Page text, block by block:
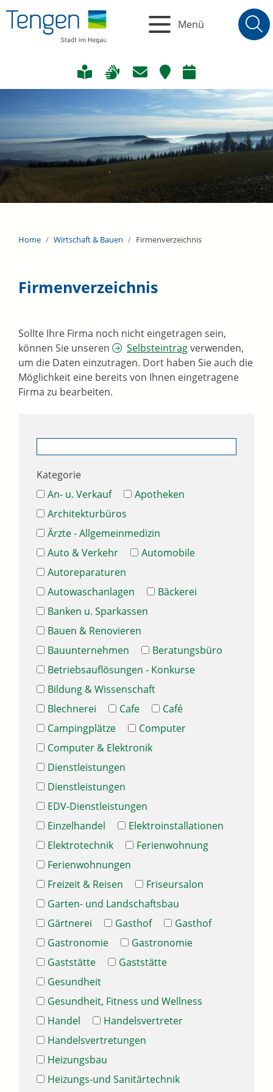
Menü
Home Wirtschaft & Bauen Firmenverzeichnis
Firmenverzeichnis
Sollte Ihre Firma noch nicht eingetragen sein,
können Sie unseren
Selbsteintragverwenden,
um die Daten einzutragen. Dort haben Sie auch die
Möglichkeit eine bereits von Ihnen eingetragene
Firma zu bearbeiten.
Kategorie
An- u. Verkauf
Apotheken
Architekturbüros
Ärzte - Allgemeinmedizin
Auto & Verkehr
Automobile
Autoreparaturen
Autowaschanlagen
Bäckerei
Banken u. Sparkassen
Bauen & Renovieren
Bauunternehmen
Beratungsbüro
Betriebsauflösungen - Konkurse
Bildung & Wissenschaft
Blechnerei
Cafe
Café
Campingplätze
Computer
Computer & Elektronik
Dienstleistungen
Dienstleistungen
EDV-Dienstleistungen
Einzelhandel
Elektroinstallationen
Elektrotechnik
Ferienwohnung
Ferienwohnungen
Freizeit & Reisen
Friseursalon
Garten- und Landschaftsbau
Gärtnerei
Gasthof
Gasthof
Gastronomie
Gastronomie
Gaststätte
Gaststätte
Gesundheit
Gesundheit, Fitness und Wellness
Handel
Handelsvertreter
Handelsvertretungen
Heizungsbau
Heizungs-und Sanitärtechnik